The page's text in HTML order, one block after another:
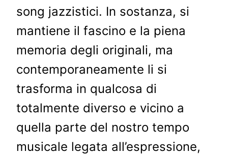
song jazzistici. In sostanza, si
mantiene il fascino e la piena
memoria degli originali, ma
contemporaneamente li si
trasforma in qualcosa di
totalmente diverso e vicino a
quella parte del nostro tempo
musicale legata all’espressione,